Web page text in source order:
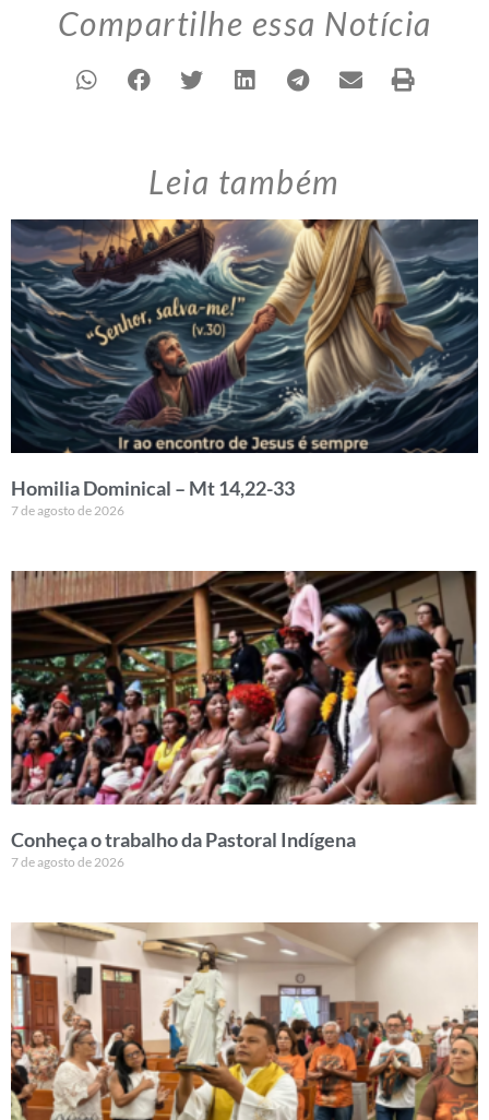
Compartilhe essa Notícia
Leia também
Homilia Dominical – Mt 14,22-33
7 de agosto de 2026
Conheça o trabalho da Pastoral Indígena
7 de agosto de 2026